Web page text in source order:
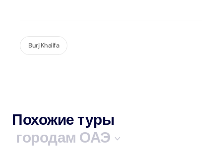
Burj Khalifa
Похожие туры
городам ОАЭ